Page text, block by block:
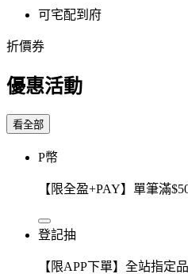
可宅配到府
折價券
優惠活動
看全部
P幣
【限全盈+PAY】單筆滿
登記抽
【限APP下單】全站指定